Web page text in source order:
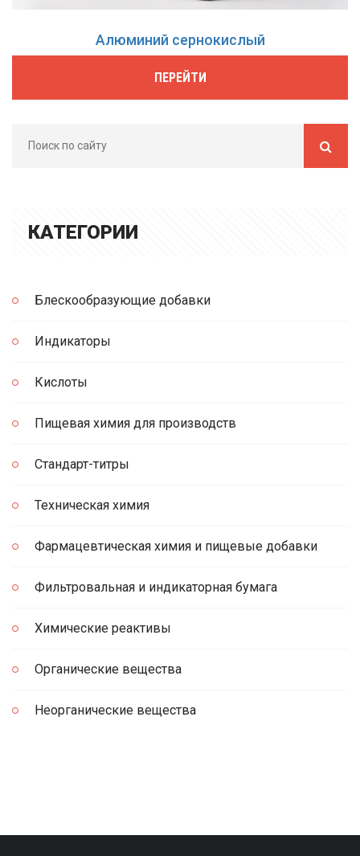
Алюминий сернокислый
ПЕРЕЙТИ
КАТЕГОРИИ
Блескообразующие добавки
Индикаторы
Кислоты
Пищевая химия для производств
Стандарт-титры
Техническая химия
Фармацевтическая химия и пищевые добавки
Фильтровальная и индикаторная бумага
Химические реактивы
Органические вещества
Неорганические вещества